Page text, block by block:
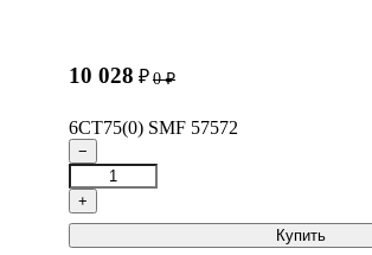
10 028 ₽ 0 ₽
6СТ75(0) SMF 57572
−
+
Купить